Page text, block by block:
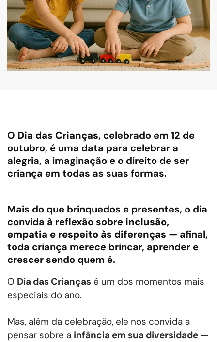
O Dia das Crianças, celebrado em 12 de
outubro, é uma data para celebrar a
alegria, a imaginação e o direito de ser
criança em todas as suas formas.
Mais do que brinquedos e presentes, o dia
convida à reflexão sobre inclusão,
empatia e respeito às diferenças — afinal,
toda criança merece brincar, aprender e
crescer sendo quem é.
O Dia das Crianças é um dos momentos mais
especiais do ano.
Mas, além da celebração, ele nos convida a
pensar sobre a infância em sua diversidade —